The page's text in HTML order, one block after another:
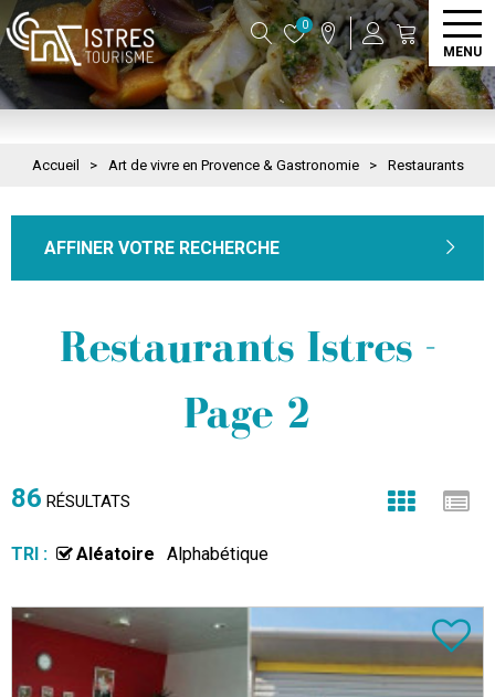
0
MENU
Accueil > Art de vivre en Provence & Gastronomie > Restaurants
AFFINER VOTRE RECHERCHE
Restaurants Istres -
Page 2
86 RÉSULTATS
TRI : Aléatoire Alphabétique